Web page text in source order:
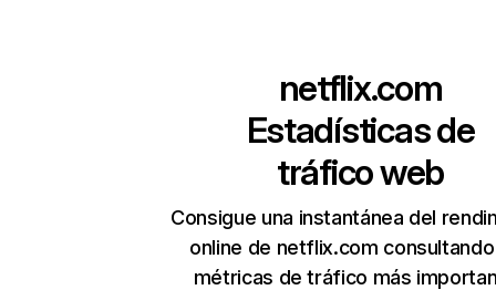
netflix.com
Estadísticas de
tráfico web
Consigue una instantánea del
online de netflix.com
métricas de tráfico más